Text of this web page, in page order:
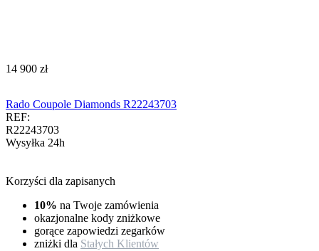
‍14 900‍ zł
Rado Coupole Diamonds R22243703
REF:
R22243703
Wysyłka 24h
Korzyści dla zapisanych
10% na Twoje zamówienia
okazjonalne kody zniżkowe
gorące zapowiedzi zegarków
zniżki dla Stałych Klientów